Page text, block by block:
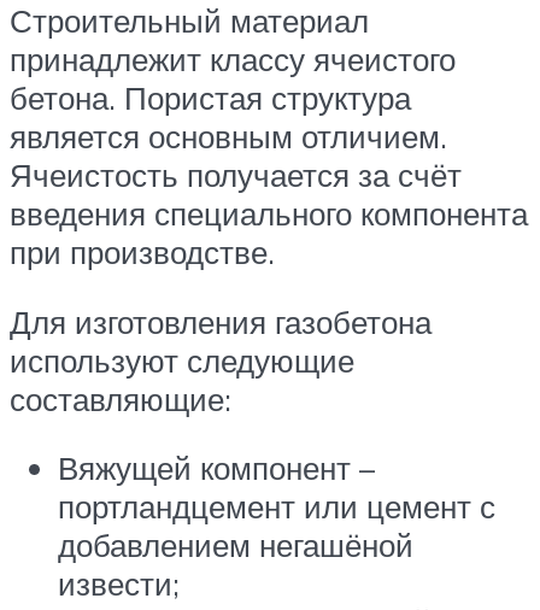
Строительный материал
принадлежит классу ячеистого
бетона. Пористая структура
является основным отличием.
Ячеистость получается за счёт
введения специального компонента
при производстве.
Для изготовления газобетона
используют следующие
составляющие:
Вяжущей компонент –
портландцемент или цемент с
добавлением негашёной
извести;